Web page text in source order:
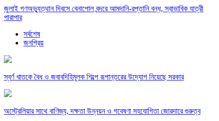
জুলাই গণঅভ্যুত্থান দিবসে বেনাপোল বন্দরে আমদানি-রপ্তানি বন্ধ, স্বাভাবিক যাত্রী
পারাপার
সর্বশেষ
জনপ্রিয়
স্বর্ণ খাতকে বৈধ ও জবাবদিহিমূলক শিল্পে রূপান্তরের উদ্যোগ নিয়েছে সরকার
অস্ট্রেলিয়ার সাথে বাণিজ্য, দক্ষতা উন্নয়ন ও গবেষণা সহযোগিতা জোরদারে গুরুত্ব